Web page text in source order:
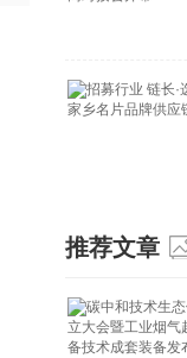
推荐文章